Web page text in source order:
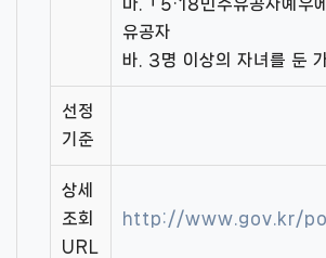
유공자
바. 3명 이상의 자녀를 둔
선정
기준
상세
조회
URL
http://www.gov.kr/